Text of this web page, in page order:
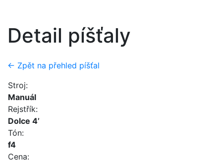
Detail píšťaly
← Zpět na přehled píšťal
Stroj:
Manuál
Rejstřík:
Dolce 4’
Tón:
f4
Cena: